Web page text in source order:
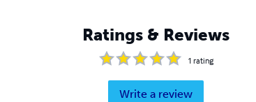
Ratings & Reviews
1 rating
Write a review